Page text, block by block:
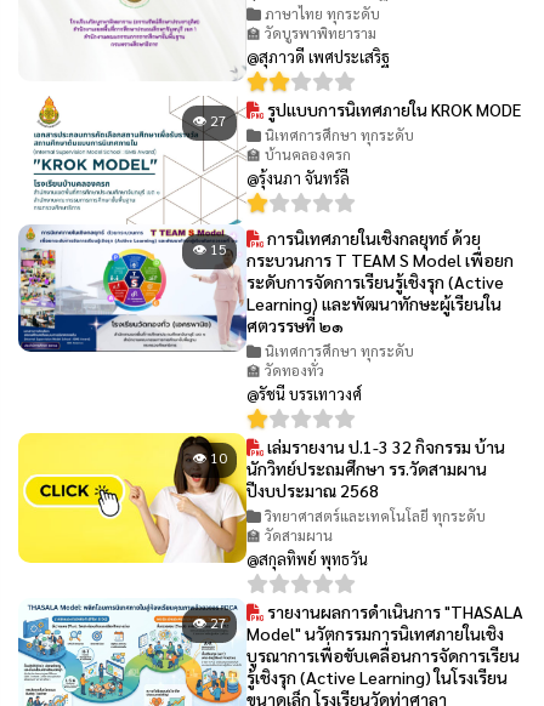
ภาษาไทย ทุกระดับ
🏫 วัดบูรพาพิทยาราม
@สุภาวดี เพศประเสริฐ
👁 27 รูปแบบการนิเทศภายใน KROK MODE
นิเทศการศึกษา ทุกระดับ
🏫 บ้านคลองครก
@รุ้งนภา จันทร์ลี
👁 15
การนิเทศภายในเชิงกลยุทธ์ ด้วย
กระบวนการ T TEAM S Model เพื่อยก
ระดับการจัดการเรียนรู้เชิงรุก (Active
Learning) และพัฒนาทักษะผู้เรียนใน
ศตวรรษที่ ๒๑
นิเทศการศึกษา ทุกระดับ
🏫 วัดทองทั่ว
@รัชนี บรรเทาวงศ์
👁 10
เล่มรายงาน ป.1-3 32 กิจกรรม บ้าน
นักวิทย์ประถมศึกษา รร.วัดสามผาน
ปีงบประมาณ 2568
วิทยาศาสตร์และเทคโนโลยี ทุกระดับ
🏫 วัดสามผาน
@สกุลทิพย์ พุทธวัน
👁 27
รายงานผลการดำเนินการ "THASALA
Model" นวัตกรรมการนิเทศภายในเชิง
บูรณาการเพื่อขับเคลื่อนการจัดการเรียน
รู้เชิงรุก (Active Learning) ในโรงเรียน
ขนาดเล็ก โรงเรียนวัดท่าศาลา